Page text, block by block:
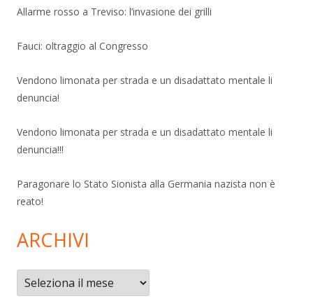
Allarme rosso a Treviso: l’invasione dei grilli
Fauci: oltraggio al Congresso
Vendono limonata per strada e un disadattato mentale li
denuncia!
Vendono limonata per strada e un disadattato mentale li
denuncia!!!
Paragonare lo Stato Sionista alla Germania nazista non è
reato!
ARCHIVI
Archivi